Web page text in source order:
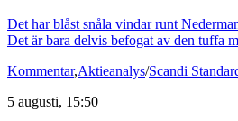
Det har blåst snåla vindar runt
Det är bara delvis befogat av den tuffa
Kommentar,Aktieanalys/Scandi
5 augusti, 15:50